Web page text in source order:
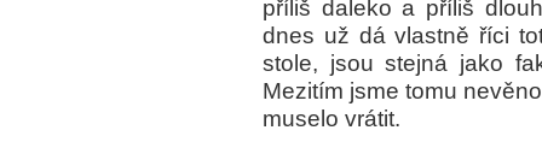
příliš daleko a příliš
dnes už dá vlastně říci
stole, jsou stejná jako
Mezitím jsme tomu
muselo vrátit.